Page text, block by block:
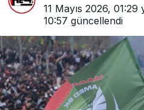
11 Mayıs 2026, 01:29
10:57 güncellendi